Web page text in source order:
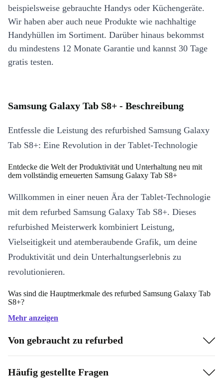
beispielsweise gebrauchte Handys oder Küchengeräte.
Wir haben aber auch neue Produkte wie nachhaltige
Handyhüllen im Sortiment. Darüber hinaus bekommst
du mindestens 12 Monate Garantie und kannst 30 Tage
gratis testen.
Samsung Galaxy Tab S8+ - Beschreibung
Entfessle die Leistung des refurbished Samsung Galaxy
Tab S8+: Eine Revolution in der Tablet-Technologie
Entdecke die Welt der Produktivität und Unterhaltung neu mit
dem vollständig erneuerten Samsung Galaxy Tab S8+
Willkommen in einer neuen Ära der Tablet-Technologie
mit dem refurbed Samsung Galaxy Tab S8+. Dieses
refurbished Meisterwerk kombiniert Leistung,
Vielseitigkeit und atemberaubende Grafik, um deine
Produktivität und dein Unterhaltungserlebnis zu
revolutionieren.
Was sind die Hauptmerkmale des refurbed Samsung Galaxy Tab
S8+?
Immersive Visuals
AMOLED-Display. Mit einer atemberaubenden
Bildwiederholfrequenz von 120 Hz und Dolby Atmos-Sound
sorgt das vollständig erneuerte Tab S8+ für ein wirklich
Mehr anzeigen
Von gebraucht zu refurbed
Häufig gestellte Fragen